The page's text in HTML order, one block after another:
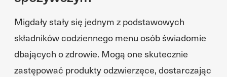
Migdały stały się jednym z podstawowych
składników codziennego menu osób świadomie
dbających o zdrowie. Mogą one skutecznie
zastępować produkty odzwierzęce, dostarczając